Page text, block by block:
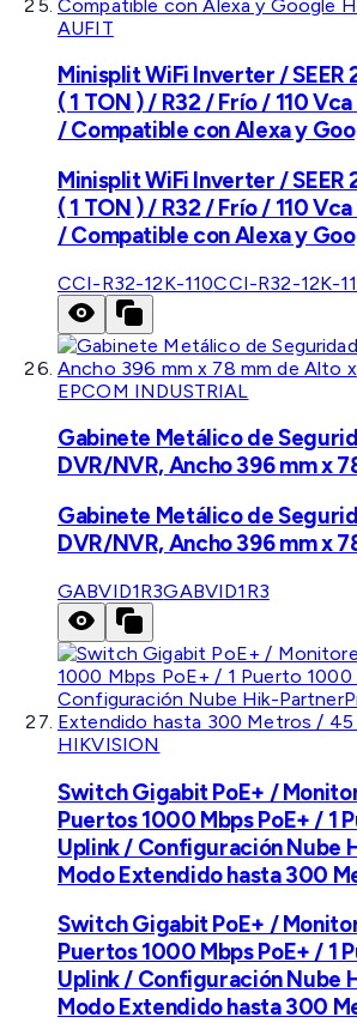
AUFIT
Minisplit WiFi Inverter / SEER
( 1 TON ) / R32 / Frío / 110
/ Compatible con Alexa y
Minisplit WiFi Inverter / SEER
( 1 TON ) / R32 / Frío / 110
/ Compatible con Alexa y
CCI-R32-12K-110CCI-R32-12K-
EPCOM INDUSTRIAL
Gabinete Metálico de
DVR/NVR, Ancho 396 mm x
Gabinete Metálico de
DVR/NVR, Ancho 396 mm x
GABVID1R3GABVID1R3
HIKVISION
Switch Gigabit PoE+ /
Puertos 1000 Mbps PoE+ / 1
Uplink / Configuración Nube
Modo Extendido hasta 300
Switch Gigabit PoE+ /
Puertos 1000 Mbps PoE+ / 1
Uplink / Configuración Nube
Modo Extendido hasta 300